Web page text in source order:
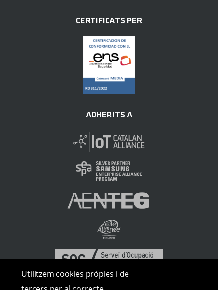
Utilitzem cookies pròpies i de
CERTIFICATS PER
ADHERITS A